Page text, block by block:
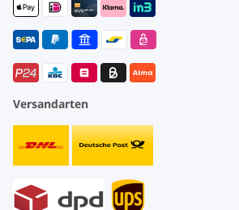
Versandarten